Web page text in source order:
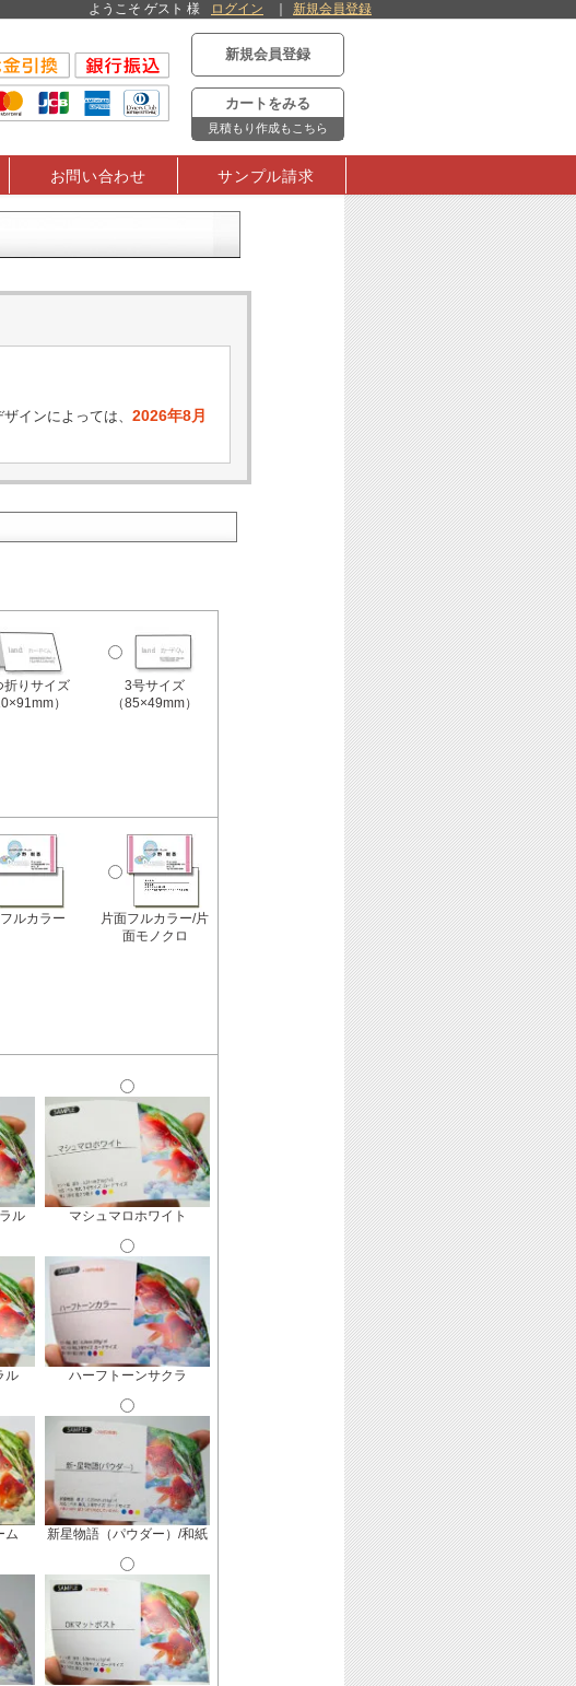
ようこそ ゲスト 様 ログイン 新規会員登録
新規会員登録
カートをみる
見積もり作成もこちら
お問い合わせ サンプル請求
インによっては、 2026年8月
折りサイズ
）
3号サイズ
（85×49mm）
ルカラー
片面フルカラー/片
面モノクロ
ル マシュマロホワイト
ル ハーフトーンサクラ
ム 新星物語（パウダー）/和紙